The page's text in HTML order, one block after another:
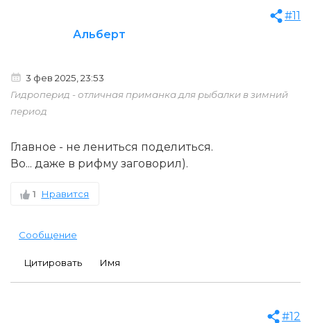
Альберт
#11
3 фев 2025, 23:53
Гидроперид - отличная приманка для рыбалки в зимний
период
Главное - не лениться поделиться.
Во... даже в рифму заговорил).
1 Нравится
Сообщение
Цитировать Имя
#12